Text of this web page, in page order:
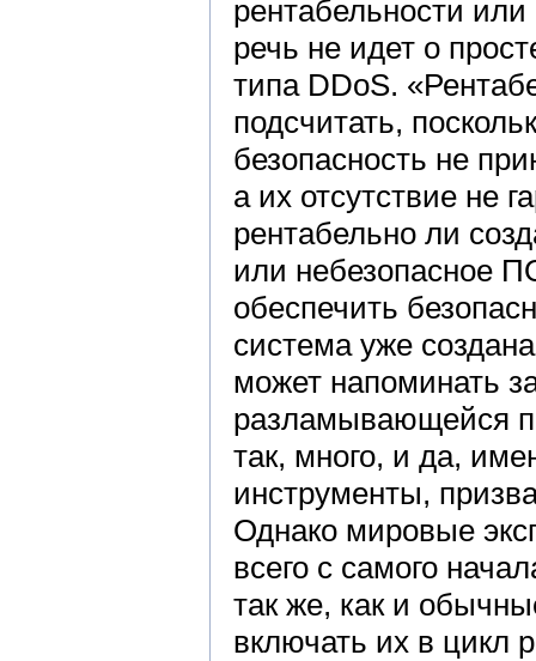
рентабельности
речь не идет о
типа DDoS.
подсчитать,
безопасность не
а их отсутствие не
рентабельно ли
или небезопасное
обеспечить
система уже
может напоминать
разламывающейся
так, много, и да,
инструменты,
Однако мировые
всего с самого
так же, как и
включать их в цикл